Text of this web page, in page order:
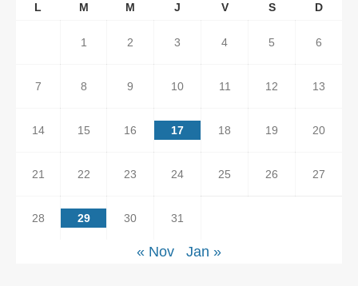
L M M J V S D
1 2 3 4 5 6
7 8 9 10 11 12 13
14 15 16 17 18 19 20
21 22 23 24 25 26 27
28 29 30 31
« Nov Jan »